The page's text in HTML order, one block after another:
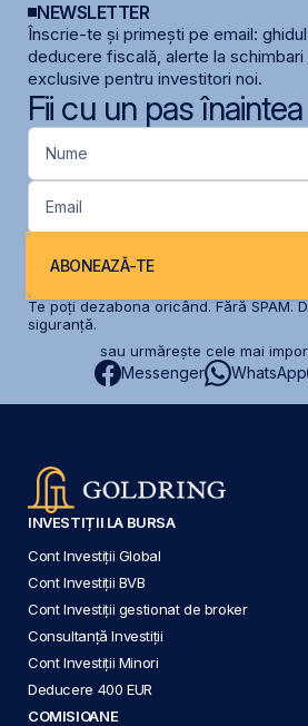
NEWSLETTER
Înscrie-te și primești pe email:
deducere fiscală, alerte la
exclusive pentru investitori noi.
Fii cu un pas
Nume
Email
ABONEAZĂ-TE
Te poți dezabona oricând. Fără SPAM.
siguranță.
sau urmărește cele mai
Messenger WhatsApp
INVESTIȚII LA BURSA
Cont Investiții Global
Cont Investiții BVB
Cont Investiții gestionat de broker
Consultanță Investiții
Cont Investiții Minori
Deducere 400 EUR
COMISIOANE